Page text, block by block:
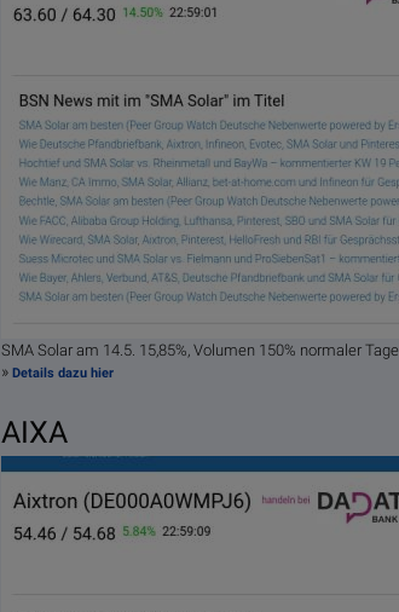
SMA Solar am 14.5. 15,85%, Volumen 150% normaler Tage
»Details dazu hier
AIXA